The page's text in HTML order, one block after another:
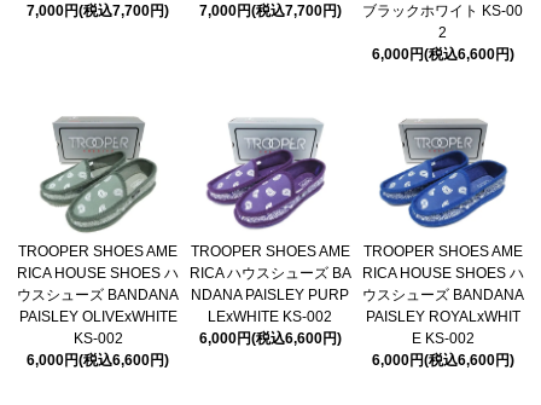
7,000円(税込7,700円)
7,000円(税込7,700円)
ブラックホワイト KS-00
2
6,000円(税込6,600円)
TROOPER SHOES AME
RICA HOUSE SHOES ハ
ウスシューズ BANDANA
PAISLEY OLIVExWHITE
KS-002
6,000円(税込6,600円)
TROOPER SHOES AME
RICA ハウスシューズ BA
NDANA PAISLEY PURP
LExWHITE KS-002
6,000円(税込6,600円)
TROOPER SHOES AME
RICA HOUSE SHOES ハ
ウスシューズ BANDANA
PAISLEY ROYALxWHIT
E KS-002
6,000円(税込6,600円)